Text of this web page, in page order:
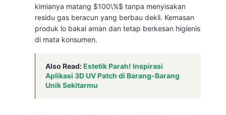
kimianya matang $100\%$ tanpa menyisakan
residu gas beracun yang berbau dekil. Kemasan
produk lo bakal aman dan tetap berkesan higienis
di mata konsumen.
Also Read:Estetik Parah! Inspirasi
Aplikasi 3D UV Patch di Barang-Barang
Unik Sekitarmu